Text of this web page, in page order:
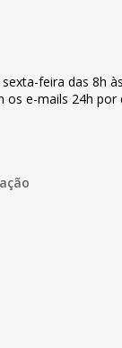
sexta-feira das 8h
e-mails 24h por